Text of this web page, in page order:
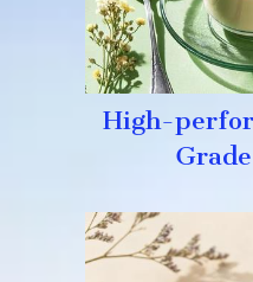
High-